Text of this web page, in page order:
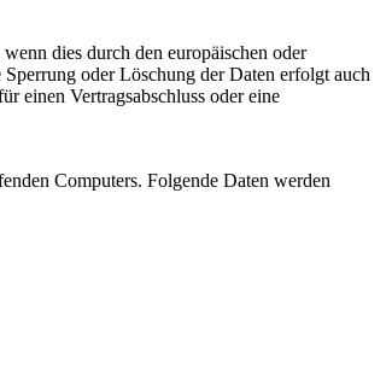
dies durch den europäischen oder
oder Löschung der Daten erfolgt auch
einen Vertragsabschluss oder eine
Computers. Folgende Daten werden